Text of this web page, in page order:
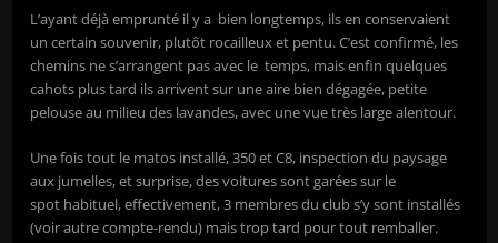
L’ayant déjà emprunté il y a bien longtemps, ils en conservaient
un certain souvenir, plutôt rocailleux et pentu. C’est confirmé, les
chemins ne s’arrangent pas avec le temps, mais enfin quelques
cahots plus tard ils arrivent sur une aire bien dégagée, petite
pelouse au milieu des lavandes, avec une vue très large alentour.
Une fois tout le matos installé, 350 et C8, inspection du paysage
aux jumelles, et surprise, des voitures sont garées sur le
spot habituel, effectivement, 3 membres du club s’y sont installés
(voir autre compte-rendu) mais trop tard pour tout remballer.